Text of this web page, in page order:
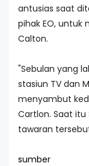
antusias saat
pihak EO, untuk
Calton.
"Sebulan yang
stasiun TV dan
menyambut
Cartlon. Saat
tawaran
sumber